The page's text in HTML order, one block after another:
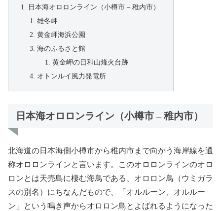
日本海オロロンライン（小樽市 – 稚内市）
雄冬岬
黄金岬海浜公園
海のふるさと館
黄金岬の日和山烽火台跡
オトンルイ風力発電所
日本海オロロンライン（小樽市 – 稚内市）
北海道の日本海側小樽市から稚内市まで向かう海岸線を通
称オロロンラインと言います。このオロロンラインのオロ
ロンとは天売島に棲む海鳥である、オロロン鳥（ウミガラ
スの別名）にちなんだもので、「オルルーン、オルルー
ン」という鳴き声からオロロン鳥とよばれるようになった